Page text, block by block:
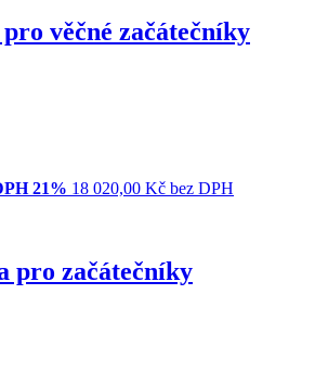
věčné začátečníky
21% 18 020,00 Kč bez DPH
pro začátečníky